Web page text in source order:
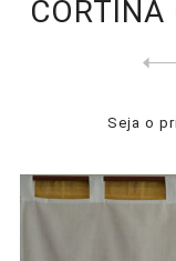
Seja o